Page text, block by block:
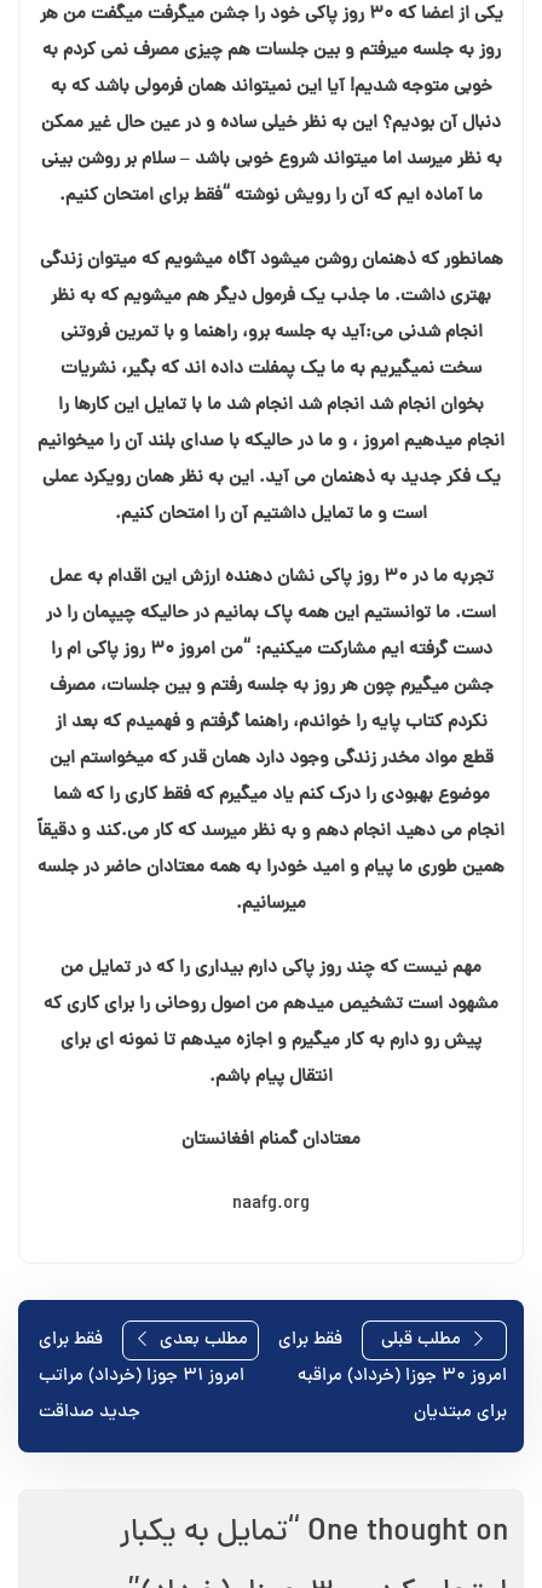
یکی از اعضا که ۳۰ روز پاکی خود را جشن میگرفت میگفت من هر
روز به جلسه میرفتم و بین جلسات هم چیزی مصرف نمی کردم به
خوبی متوجه شدیم! آیا این نمیتواند همان فرمولی باشد که به
دنبال آن بودیم؟ این به نظر خیلی ساده و در عین حال غیر ممکن
به نظر میرسد اما میتواند شروع خوبی باشد – سلام بر روشن بینی
ما آماده ایم که آن را رویش نوشته “فقط برای امتحان کنیم.
همانطور که ذهنمان روشن میشود آگاه میشویم که میتوان زندگی
بهتری داشت. ما جذب یک فرمول دیگر هم میشویم که به نظر
انجام شدنی می:آید به جلسه برو، راهنما و با تمرین فروتنی
سخت نمیگیریم به ما یک پمفلت داده اند که بگیر، نشریات
بخوان انجام شد انجام شد انجام شد ما با تمایل این کارها را
انجام میدهیم امروز ، و ما در حالیکه با صدای بلند آن را میخوانیم
یک فکر جدید به ذهنمان می آید. این به نظر همان رویکرد عملی
است و ما تمایل داشتیم آن را امتحان کنیم.
تجربه ما در ۳۰ روز پاکی نشان دهنده ارزش این اقدام به عمل
است. ما توانستیم این همه پاک بمانیم در حالیکه چیپمان را در
دست گرفته ایم مشارکت میکنیم: “من امروز ۳۰ روز پاکی ام را
جشن میگیرم چون هر روز به جلسه رفتم و بین جلسات، مصرف
نکردم کتاب پایه را خواندم، راهنما گرفتم و فهمیدم که بعد از
قطع مواد مخدر زندگی وجود دارد همان قدر که میخواستم این
موضوع بهبودی را درک کنم یاد میگیرم که فقط کاری را که شما
انجام می دهید انجام دهم و به نظر میرسد که کار می.کند و دقیقاً
همین طوری ما پیام و امید خودرا به همه معتادان حاضر در جلسه
میرسانیم.
مهم نیست که چند روز پاکی دارم بیداری را که در تمایل من
مشهود است تشخیص میدهم من اصول روحانی را برای کاری که
پیش رو دارم به کار میگیرم و اجازه میدهم تا نمونه ای برای
انتقال پیام باشم.
معتادان گمنام افغانستان
naafg.org
راهبری
نوشته
مطلب قبلی
فقط برای
امروز ۳۰ جوزا (خرداد) مراقبه
برای مبتدیان
مطلب بعدی
فقط برای
امروز ۳۱ جوزا (خرداد) مراتب
جدید صداقت
One thought on “ تمایل به یکبار